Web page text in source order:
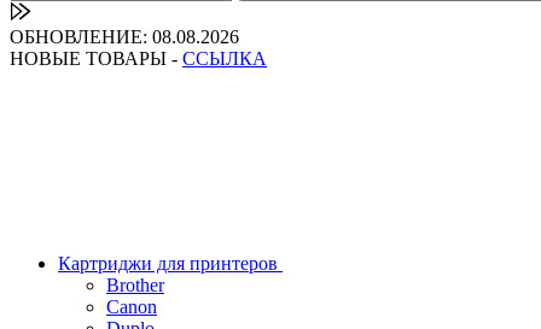
ОБНОВЛЕНИЕ: 08.08.2026
НОВЫЕ ТОВАРЫ - ССЫЛКА
Картриджи для принтеров
Brother
Canon